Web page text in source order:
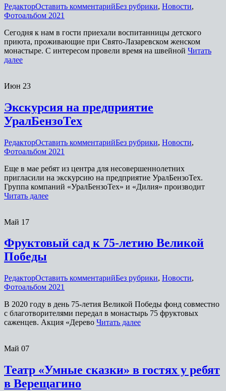
РедакторОставить комментарийБез рубрики, Новости,
Фотоальбом 2021
Сегодня к нам в гости приехали воспитанницы детского
приюта, проживающие при Свято-Лазаревском женском
монастыре. С интересом провели время на швейной Читать
далее
Июн 23
Экскурсия на предприятие
УралБензоТех
РедакторОставить комментарийБез рубрики, Новости,
Фотоальбом 2021
Еще в мае ребят из центра для несовершеннолетних
пригласили на экскурсию на предприятие УралБензоТех.
Группа компаний «УралБензоТех» и «Дилия» производит
Читать далее
Май 17
Фруктовый сад к 75-летию Великой
Победы
РедакторОставить комментарийБез рубрики, Новости,
Фотоальбом 2021
В 2020 году в день 75-летия Великой Победы фонд совместно
с благотворителями передал в монастырь 75 фруктовых
саженцев. Акция «Дерево Читать далее
Май 07
Театр «Умные сказки» в гостях у ребят
в Верещагино